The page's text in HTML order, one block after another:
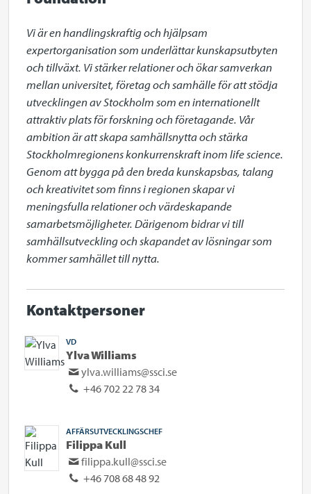
Vi är en handlingskraftig och hjälpsam
expertorganisation som underlättar kunskapsutbyten
och tillväxt. Vi stärker relationer och ökar samverkan
mellan universitet, företag och samhälle för att stödja
utvecklingen av Stockholm som en internationellt
attraktiv plats för forskning och företagande. Vår
ambition är att skapa samhällsnytta och stärka
Stockholmregionens konkurrenskraft inom life science.
Genom att bygga på den breda kunskapsbas, talang
och kreativitet som finns i regionen skapar vi
meningsfulla relationer och värdeskapande
samarbetsmöjligheter. Därigenom bidrar vi till
samhällsutveckling och skapandet av lösningar som
kommer samhället till nytta.
Kontaktpersoner
VD
Ylva Williams
ylva.williams@ssci.se
+46 702 22 78 34
AFFÄRSUTVECKLINGSCHEF
Filippa Kull
filippa.kull@ssci.se
+46 708 68 48 92